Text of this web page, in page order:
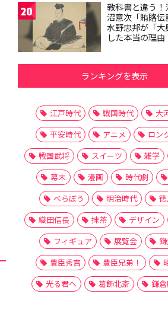
20
教科書と違う
沼意次「賄賂伝
水野忠邦が「
した本当の理由
ランキングを表示
江戸時代 戦国時代
大
平安時代
アニメ
ロン
戦国武将
スイーツ 雑学
幕末
漫画 時代劇
べらぼう
明治時代
織田信長
抹茶 デザイン
フィギュア
展覧会
豊臣秀吉
豊臣兄弟！
光る君へ
葛飾北斎 鎌